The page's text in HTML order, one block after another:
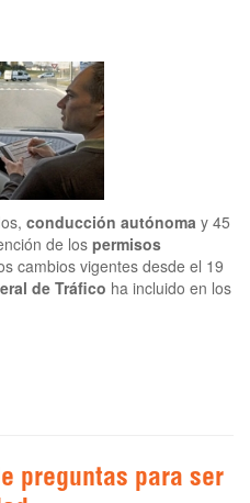
conducción autónoma y 45
de los permisos
cambios vigentes desde el 19
de Tráfico ha incluido en los
preguntas para ser